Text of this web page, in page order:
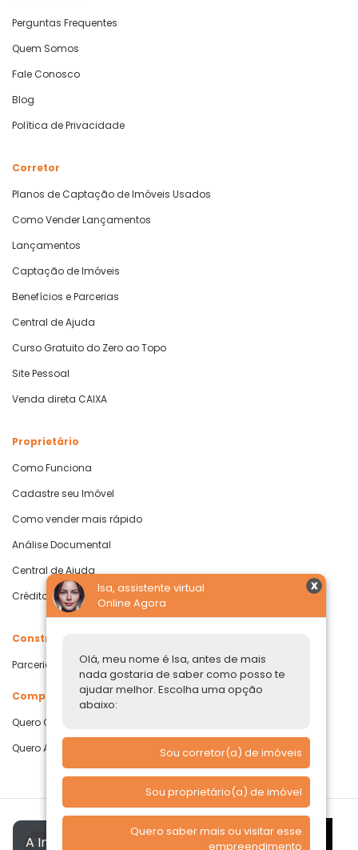
Isa, assistente virtual
Online Agora
Olá, meu nome é Isa, antes de mais
nada gostaria de saber como posso te
ajudar melhor. Escolha uma opção
abaixo:
Sou corretor(a) de imóveis
Sou proprietário(a) de imóvel
Quero saber mais ou visitar esse
empreendimento
Perguntas Frequentes
Quem Somos
Fale Conosco
Blog
Política de Privacidade
Corretor
Planos de Captação de Imóveis Usados
Como Vender Lançamentos
Lançamentos
Captação de Imóveis
Benefícios e Parcerias
Central de Ajuda
Curso Gratuito do Zero ao Topo
Site Pessoal
Venda direta CAIXA
Proprietário
Como Funciona
Cadastre seu Imóvel
Como vender mais rápido
Análise Documental
Central de Ajuda
Crédito com Garantia de Imóvel
Construtoras
Parcerias Imobiliárias
Comprar ou alugar
Quero Comprar
Quero Alugar
A Imóvelp utiliza cookies para